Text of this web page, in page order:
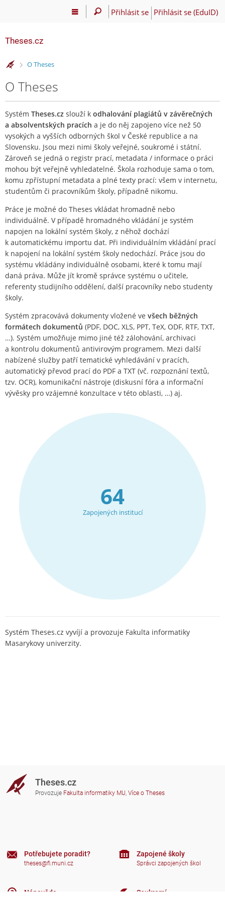
Přihlásit se Přihlásit se (EduID)
Theses.cz
>
O Theses
O Theses
Systém Theses.cz slouží k odhalování plagiátů v závěrečných
a absolventských pracích a je do něj zapojeno více než 50
vysokých a vyšších odborných škol v České republice a na
Slovensku. Jsou mezi nimi školy veřejné, soukromé i státní.
Zároveň se jedná o registr prací, metadata / informace o práci
mohou být veřejně vyhledatelné. Škola rozhoduje sama o tom,
komu zpřístupní metadata a plné texty prací: všem v internetu,
studentům či pracovníkům školy, případně nikomu.
Práce je možné do Theses vkládat hromadně nebo
individuálně. V případě hromadného vkládání je systém
napojen na lokální systém školy, z něhož dochází
k automatickému importu dat. Při individuálním vkládání prací
k napojení na lokální systém školy nedochází. Práce jsou do
systému vkládány individuálně osobami, které k tomu mají
daná práva. Může jít kromě správce systému o učitele,
referenty studijního oddělení, další pracovníky nebo studenty
školy.
Systém zpracovává dokumenty vložené ve všech běžných
formátech dokumentů (PDF, DOC, XLS, PPT, TeX, ODF, RTF, TXT,
…). Systém umožňuje mimo jiné též zálohování, archivaci
a kontrolu dokumentů antivirovým programem. Mezi další
nabízené služby patří tematické vyhledávání v pracích,
automatický převod prací do PDF a TXT (vč. rozpoznání textů,
tzv. OCR), komunikační nástroje (diskusní fóra a informační
vývěsky pro vzájemné konzultace v této oblasti, …) aj.
64
Zapojených institucí
Systém Theses.cz vyvíjí a provozuje Fakulta informatiky
Masarykovy univerzity.
Theses.cz
Provozuje Fakulta informatiky MU, Více o Theses
Potřebujete poradit?
theses@fi.muni.cz
Nápověda
Zapojené školy
Správci zapojených škol
Soukromí